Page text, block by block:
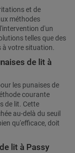
et de
méthodes
d'un
telles que des
à votre situation.
de lit à
les punaises de
courante
de lit. Cette
au-delà du seuil
qu'efficace, doit
lit à Passy